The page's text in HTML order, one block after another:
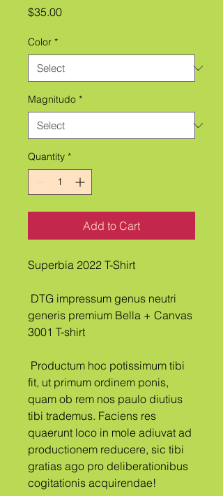
$35.00Price
Color *
Magnitudo *
Quantity *
Add to Cart
Superbia 2022 T-Shirt
generis premium Bella + Canvas
3001 T-shirt
fit, ut primum ordinem ponis,
quam ob rem nos paulo diutius
tibi trademus. Faciens res
quaerunt loco in mole adiuvat ad
productionem reducere, sic tibi
gratias ago pro deliberationibus
cogitationis acquirendae!